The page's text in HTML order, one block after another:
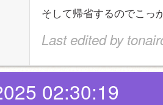
そして帰省するのでこっ
Last edited by
02:30:19